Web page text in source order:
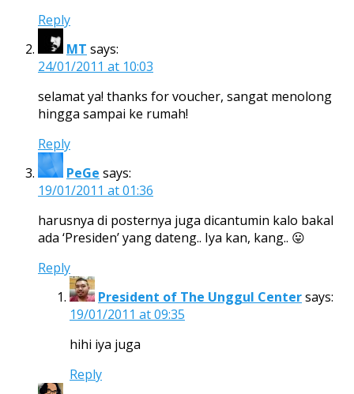
Reply
MT says:
24/01/2011 at 10:03
selamat ya! thanks for voucher, sangat menolong
hingga sampai ke rumah!
Reply
PeGe says:
19/01/2011 at 01:36
harusnya di posternya juga dicantumin kalo bakal
ada ‘Presiden’ yang dateng.. Iya kan, kang.. 😛
Reply
President of The Unggul Centersays:
19/01/2011 at 09:35
hihi iya juga
Reply